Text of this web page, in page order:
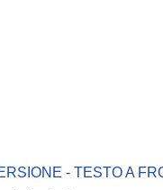
- TESTO A